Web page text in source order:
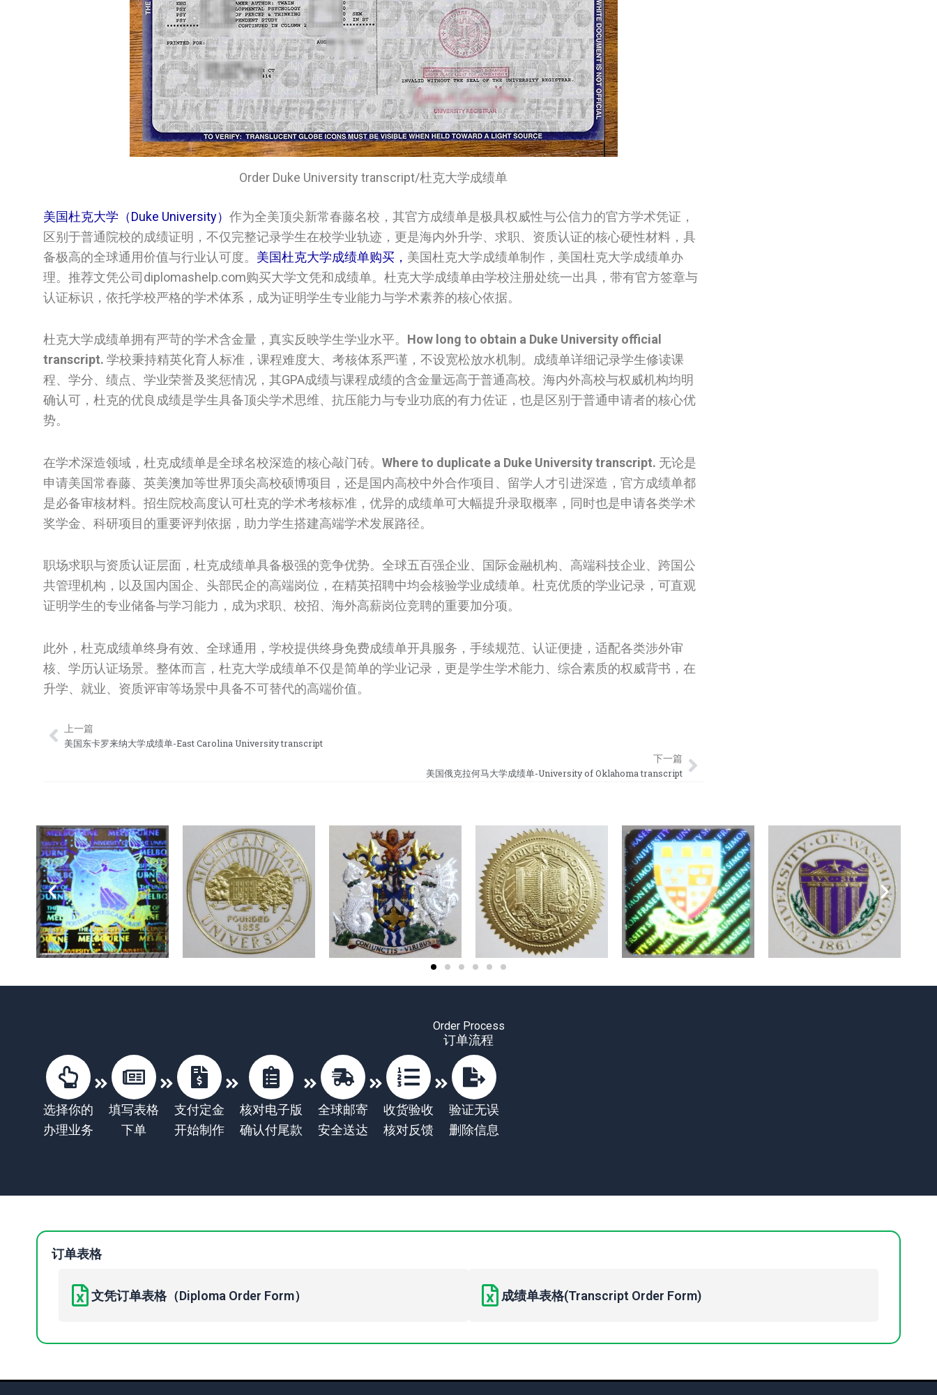
Order Duke University transcript/杜克大学成绩单
美国杜克大学（Duke University） 作为全美顶尖新常春藤名校，其官方成绩单是极具权威性与公信力的官方学术凭证，
区别于普通院校的成绩证明，不仅完整记录学生在校学业轨迹，更是海内外升学、求职、资质认证的核心硬性材料，具
备极高的全球通用价值与行业认可度。 美国‌‌杜克大学‌成绩单购买， 美国‌‌杜克大学‌成绩单制作，美国‌‌杜克大学‌成绩单办
理。推荐文凭公司diplomashelp.com购买大学文凭和成绩单。杜克大学成绩单由学校注册处统一出具，带有官方签章与
认证标识，依托学校严格的学术体系，成为证明学生专业能力与学术素养的核心依据。
杜克大学成绩单拥有严苛的学术含金量，真实反映学生学业水平。 How long to obtain a Duke University official
transcript. 学校秉持精英化育人标准，课程难度大、考核体系严谨，不设宽松放水机制。成绩单详细记录学生修读课
程、学分、绩点、学业荣誉及奖惩情况，其GPA成绩与课程成绩的含金量远高于普通高校。海内外高校与权威机构均明
确认可，杜克的优良成绩是学生具备顶尖学术思维、抗压能力与专业功底的有力佐证，也是区别于普通申请者的核心优
势。
在学术深造领域，杜克成绩单是全球名校深造的核心敲门砖。 Where to duplicate a Duke University transcript. 无论是
申请美国常春藤、英美澳加等世界顶尖高校硕博项目，还是国内高校中外合作项目、留学人才引进深造，官方成绩单都
是必备审核材料。招生院校高度认可杜克的学术考核标准，优异的成绩单可大幅提升录取概率，同时也是申请各类学术
奖学金、科研项目的重要评判依据，助力学生搭建高端学术发展路径。
职场求职与资质认证层面，杜克成绩单具备极强的竞争优势。全球五百强企业、国际金融机构、高端科技企业、跨国公
共管理机构，以及国内国企、头部民企的高端岗位，在精英招聘中均会核验学业成绩单。杜克优质的学业记录，可直观
证明学生的专业储备与学习能力，成为求职、校招、海外高薪岗位竞聘的重要加分项。
此外，杜克成绩单终身有效、全球通用，学校提供终身免费成绩单开具服务，手续规范、认证便捷，适配各类涉外审
核、学历认证场景。整体而言，杜克大学成绩单不仅是简单的学业记录，更是学生学术能力、综合素质的权威背书，在
升学、就业、资质评审等场景中具备不可替代的高端价值。
Prev
上一篇
美国东卡罗来纳大学成绩单-East Carolina University transcript
下一篇
美国俄克拉何马大学成绩单-University of Oklahoma transcript
Order Process
订单流程
选择你的
办理业务
填写表格
下单
支付定金
开始制作
核对电子版
确认付尾款
全球邮寄
安全送达
收货验收
核对反馈
验证无误
删除信息
订单表格
文凭订单表格（Diploma Order Form） 成绩单表格(Transcript Order Form)